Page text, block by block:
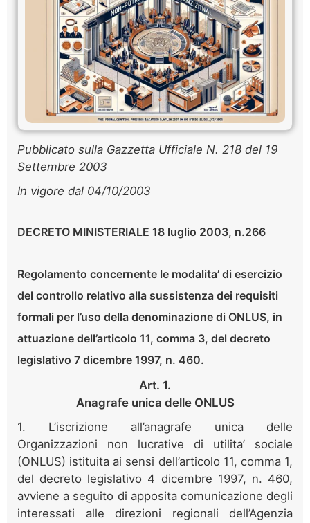
Pubblicato sulla Gazzetta Ufficiale N. 218 del 19
Settembre 2003
In vigore dal 04/10/2003
DECRETO MINISTERIALE 18 luglio 2003, n.266
Regolamento concernente le modalita’ di esercizio
del controllo relativo alla sussistenza dei requisiti
formali per l’uso della denominazione di ONLUS, in
attuazione dell’articolo 11, comma 3, del decreto
legislativo 7 dicembre 1997, n. 460.
Art. 1.
Anagrafe unica delle ONLUS
1. L’iscrizione all’anagrafe unica delle
Organizzazioni non lucrative di utilita’ sociale
(ONLUS) istituita ai sensi dell’articolo 11, comma 1,
del decreto legislativo 4 dicembre 1997, n. 460,
avviene a seguito di apposita comunicazione degli
interessati alle direzioni regionali dell’Agenzia